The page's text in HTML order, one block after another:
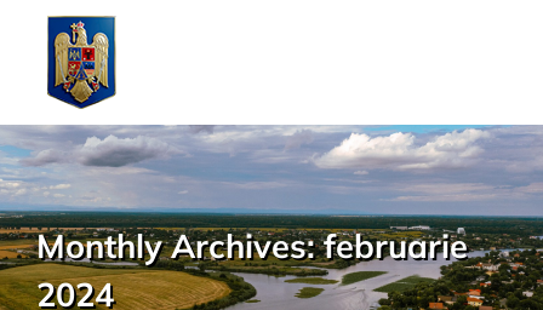
content
Monthly Archives:februarie
2024